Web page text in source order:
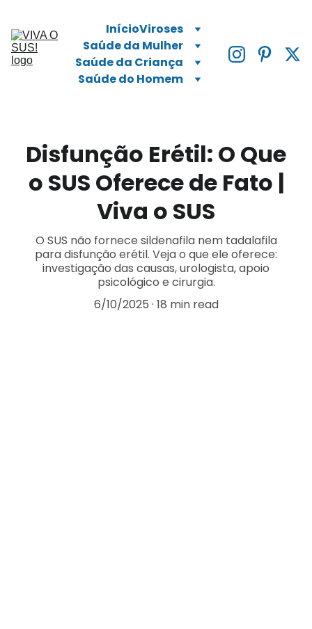
InícioViroses
Saúde da Mulher
Saúde da Criança
Saúde do Homem
Disfunção Erétil: O Que
o SUS Oferece de Fato |
Viva o SUS
O SUS não fornece sildenafila nem tadalafila
para disfunção erétil. Veja o que ele oferece:
investigação das causas, urologista, apoio
psicológico e cirurgia.
6/10/2025 18 min read